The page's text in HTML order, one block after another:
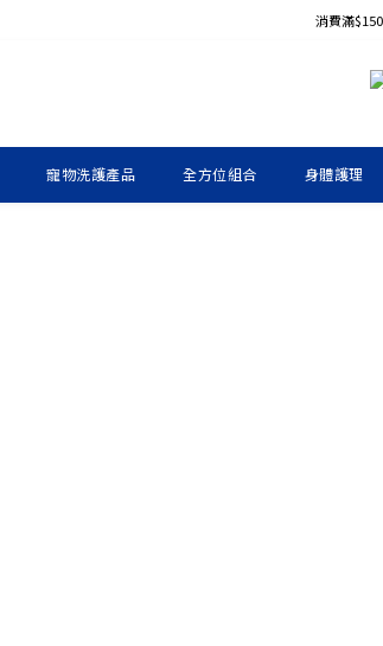
消費滿
寵物洗護產品 全方位組合 身體護理